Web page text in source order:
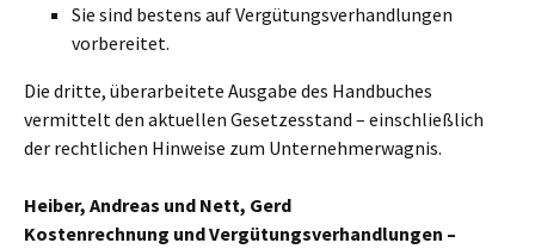
Sie sind bestens auf Vergütungsverhandlungen
vorbereitet.
Die dritte, überarbeitete Ausgabe des Handbuches
vermittelt den aktuellen Gesetzesstand – einschließlich
der rechtlichen Hinweise zum Unternehmerwagnis.
Heiber, Andreas und Nett, Gerd
Kostenrechnung und Vergütungsverhandlungen –